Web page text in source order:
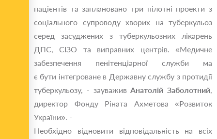
пацієнтів та заплановано три пілотні проекти з
соціального супроводу хворих на туберкульоз
серед засуджених з туберкульозних лікарень
ДПС, СІЗО та виправних центрів. «Медичне
забезпечення пенітенціарної служби ма
є бути інтегроване в Державну службу з протидії
туберкульозу, - зауваживАнатолій Заболотний,
директор Фонду Ріната Ахметова «Розвиток
України». -
Необхідно відновити відповідальність на всіх